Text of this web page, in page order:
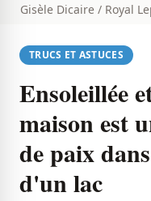
Gisèle Dicaire / Royal
TRUCS ET ASTUCES
Ensoleillée
maison est
de paix
d'un lac